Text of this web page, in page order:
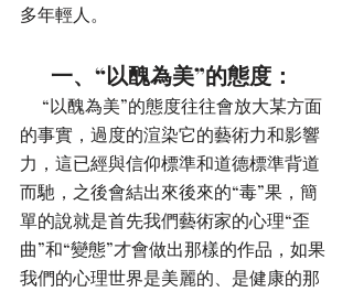
多年輕人。
一、“以醜為美”的態度：
“以醜為美”的態度往往會放大某方面
的事實，過度的渲染它的藝術力和影響
力，這已經與信仰標準和道德標準背道
而馳，之後會結出來後來的“毒”果，簡
單的說就是首先我們藝術家的心理“歪
曲”和“變態”才會做出那樣的作品，如果
我們的心理世界是美麗的、是健康的那